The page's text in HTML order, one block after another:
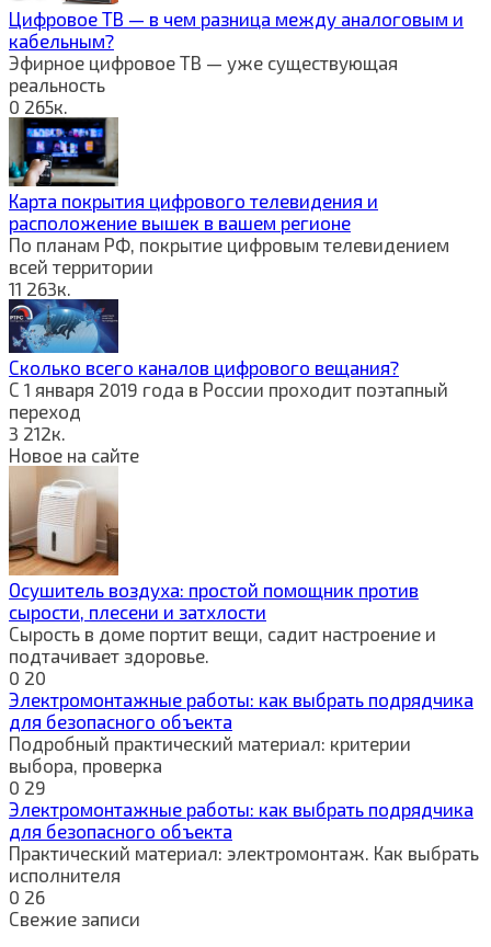
Цифровое ТВ — в чем разница между аналоговым и
кабельным?
Эфирное цифровое ТВ — уже существующая
реальность
0 265к.
Карта покрытия цифрового телевидения и
расположение вышек в вашем регионе
По планам РФ, покрытие цифровым телевидением
всей территории
11 263к.
Сколько всего каналов цифрового вещания?
С 1 января 2019 года в России проходит поэтапный
переход
3 212к.
Новое на сайте
Осушитель воздуха: простой помощник против
сырости, плесени и затхлости
Сырость в доме портит вещи, садит настроение и
подтачивает здоровье.
0 20
Электромонтажные работы: как выбрать подрядчика
для безопасного объекта
Подробный практический материал: критерии
выбора, проверка
0 29
Электромонтажные работы: как выбрать подрядчика
для безопасного объекта
Практический материал: электромонтаж. Как выбрать
исполнителя
0 26
Свежие записи